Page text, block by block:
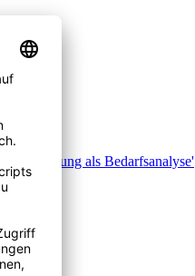
als Bedarfsanalyse'